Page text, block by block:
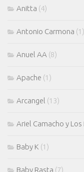
Anitta (4)
Antonio Carmona (1)
Anuel AA (8)
Apache (1)
Arcangel (13)
Ariel Camacho y
Baby K (1)
Baby Rasta (7)